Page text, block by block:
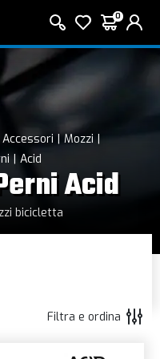
0
Mozzi
Acid
Acid
bicicletta
Filtra e ordina